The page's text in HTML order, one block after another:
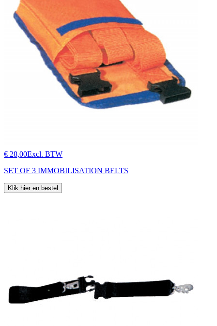
€ 28,00Excl. BTW
SET OF 3 IMMOBILISATION BELTS
Klik hier en bestel